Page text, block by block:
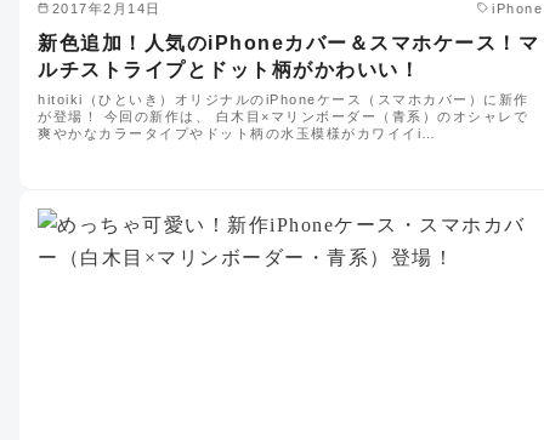
2017年2月14日 iPhone
新色追加！人気のiPhoneカバー＆スマホケース！マ
ルチストライプとドット柄がかわいい！
hitoiki（ひといき）オリジナルのiPhoneケース（スマホカバー）に新作
が登場！ 今回の新作は、 白木目×マリンボーダー（青系）のオシャレで
爽やかなカラータイプやドット柄の水玉模様がカワイイi…